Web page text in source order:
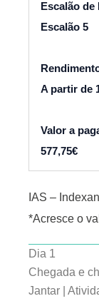
Escalão 5
A partir de
577,75€
IAS –
*Acresce o
Dia 1
Chegada e
Jantar |